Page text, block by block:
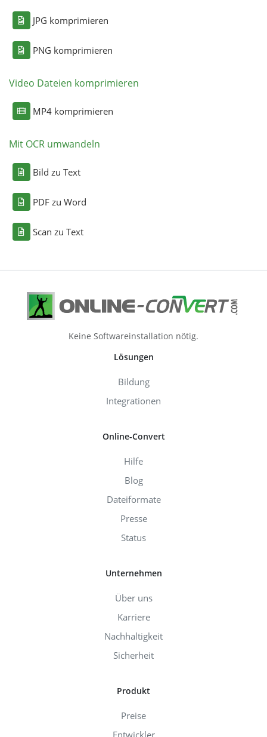
JPG komprimieren
PNG komprimieren
Video Dateien komprimieren
MP4 komprimieren
Mit OCR umwandeln
Bild zu Text
PDF zu Word
Scan zu Text
Keine Softwareinstallation nötig.
Lösungen
Bildung
Integrationen
Online-Convert
Hilfe
Blog
Dateiformate
Presse
Status
Unternehmen
Über uns
Karriere
Nachhaltigkeit
Sicherheit
Produkt
Preise